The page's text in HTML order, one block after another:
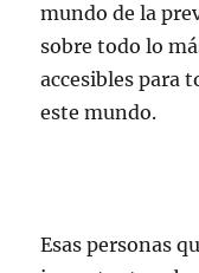
mundo de la
sobre todo lo
accesibles para
este mundo.
Esas personas